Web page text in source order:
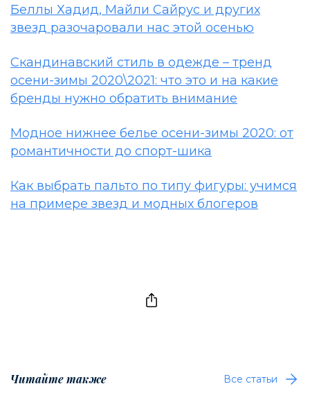
Беллы Хадид, Майли Сайрус и других
звезд разочаровали нас этой осенью
Скандинавский стиль в одежде – тренд
осени-зимы 2020\2021: что это и на какие
бренды нужно обратить внимание
Модное нижнее белье осени-зимы 2020: от
романтичности до спорт-шика
Как выбрать пальто по типу фигуры: учимся
на примере звезд и модных блогеров
Читайте также Все статьи